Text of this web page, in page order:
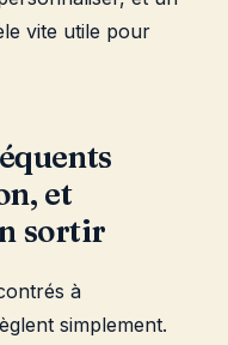
vite utile pour
et
sortir
à
simplement.